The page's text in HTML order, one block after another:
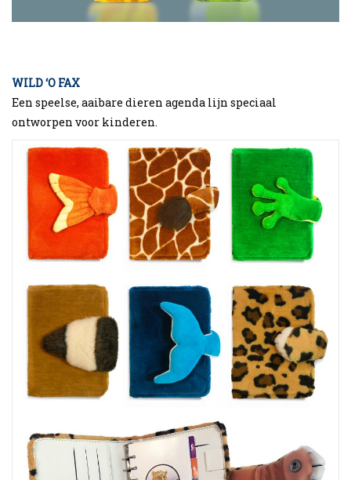
WILD ‘O FAX
Een speelse, aaibare dieren agenda lijn speciaal
ontworpen voor kinderen.